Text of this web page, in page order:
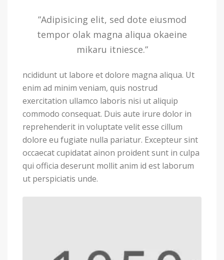
”Adipisicing elit, sed dote eiusmod
tempor olak magna aliqua okaeine
mikaru itniesce.”
ncididunt ut labore et dolore magna aliqua. Ut
enim ad minim veniam, quis nostrud
exercitation ullamco laboris nisi ut aliquip
commodo consequat. Duis aute irure dolor in
reprehenderit in voluptate velit esse cillum
dolore eu fugiate nulla pariatur. Excepteur sint
occaecat cupidatat ainon proident sunt in culpa
qui officia deserunt mollit anim id est laborum
ut perspiciatis unde.